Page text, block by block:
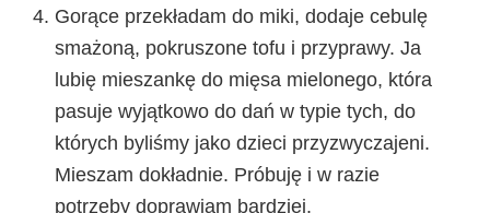
Gorące przekładam do miki, dodaje cebulę
smażoną, pokruszone tofu i przyprawy. Ja
lubię mieszankę do mięsa mielonego, która
pasuje wyjątkowo do dań w typie tych, do
których byliśmy jako dzieci przyzwyczajeni.
Mieszam dokładnie. Próbuję i w razie
potrzeby doprawiam bardziej.